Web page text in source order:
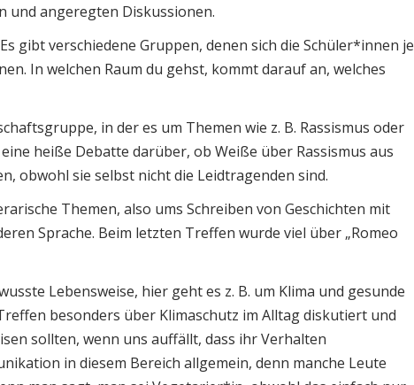
und angeregten Diskussionen.
gibt verschiedene Gruppen, denen sich die Schüler*innen je
In welchen Raum du gehst, kommt darauf an, welches
in der es um Themen wie z. B. Rassismus oder
heiße Debatte darüber, ob Weiße über Rassismus aus
obwohl sie selbst nicht die Leidtragenden sind.
Themen, also ums Schreiben von Geschichten mit
Sprache. Beim letzten Treffen wurde viel über „Romeo
Lebensweise, hier geht es z. B. um Klima und gesunde
besonders über Klimaschutz im Alltag diskutiert und
sollten, wenn uns auffällt, dass ihr Verhalten
in diesem Bereich allgemein, denn manche Leute